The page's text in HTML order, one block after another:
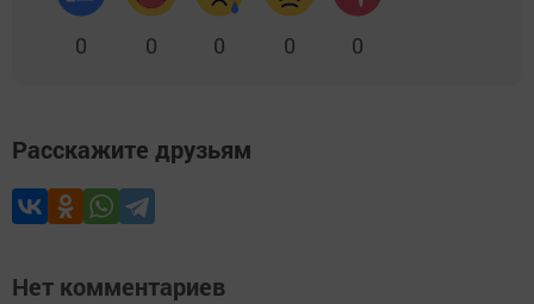
0 0 0 0 0
Расскажите друзьям
Нет комментариев